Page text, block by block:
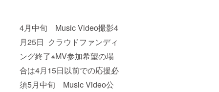
4月中旬 Music Video撮影4
月25日 クラウドファンディ
ング終了※MV参加希望の場
合は4月15日以前での応援必
須5月中旬 Music Video公